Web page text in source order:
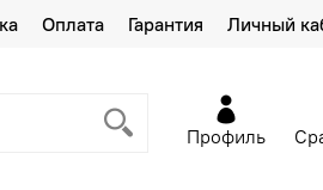
Оплата Гарантия Личный
Профиль